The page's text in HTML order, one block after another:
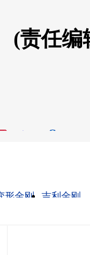
(责任编
形金刚
吉利金刚